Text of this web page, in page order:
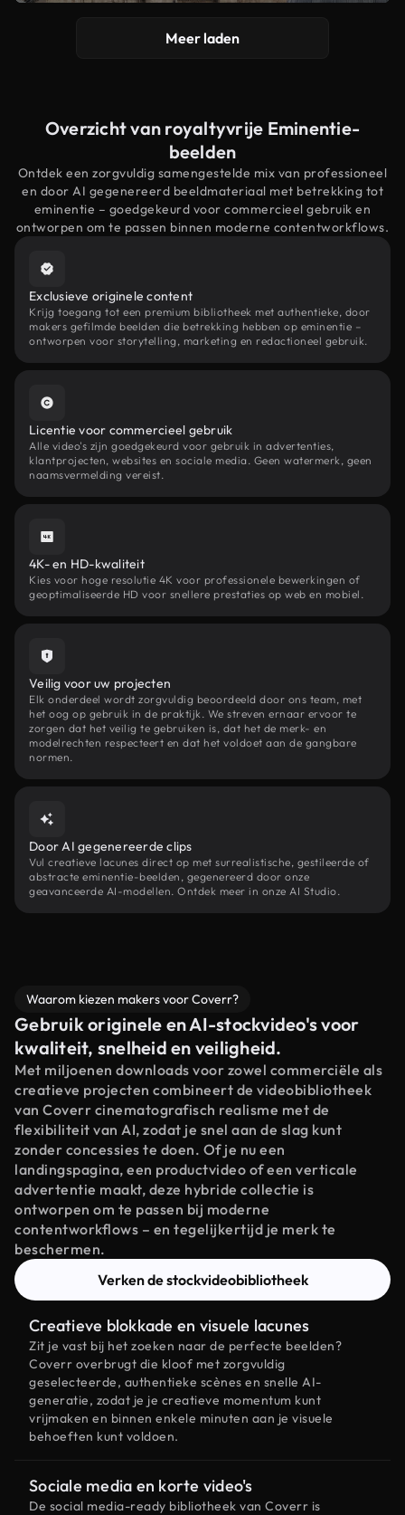
Meer laden
Overzicht van royaltyvrije Eminentie-
beelden
Ontdek een zorgvuldig samengestelde mix van professioneel
en door AI gegenereerd beeldmateriaal met betrekking tot
eminentie – goedgekeurd voor commercieel gebruik en
ontworpen om te passen binnen moderne contentworkflows.
Exclusieve originele content
Krijg toegang tot een premium bibliotheek met authentieke, door
makers gefilmde beelden die betrekking hebben op eminentie –
ontworpen voor storytelling, marketing en redactioneel gebruik.
Licentie voor commercieel gebruik
Alle video's zijn goedgekeurd voor gebruik in advertenties,
klantprojecten, websites en sociale media. Geen watermerk, geen
naamsvermelding vereist.
4K- en HD-kwaliteit
Kies voor hoge resolutie 4K voor professionele bewerkingen of
geoptimaliseerde HD voor snellere prestaties op web en mobiel.
Veilig voor uw projecten
Elk onderdeel wordt zorgvuldig beoordeeld door ons team, met
het oog op gebruik in de praktijk. We streven ernaar ervoor te
zorgen dat het veilig te gebruiken is, dat het de merk- en
modelrechten respecteert en dat het voldoet aan de gangbare
normen.
Door AI gegenereerde clips
Vul creatieve lacunes direct op met surrealistische, gestileerde of
abstracte eminentie-beelden, gegenereerd door onze
geavanceerde AI-modellen. Ontdek meer in onze AI Studio.
Waarom kiezen makers voor Coverr?
Gebruik originele en AI-stockvideo's voor
kwaliteit, snelheid en veiligheid.
Met miljoenen downloads voor zowel commerciële als
creatieve projecten combineert de videobibliotheek
van Coverr cinematografisch realisme met de
flexibiliteit van AI, zodat je snel aan de slag kunt
zonder concessies te doen. Of je nu een
landingspagina, een productvideo of een verticale
advertentie maakt, deze hybride collectie is
ontworpen om te passen bij moderne
contentworkflows – en tegelijkertijd je merk te
beschermen.
Verken de stockvideobibliotheek
Creatieve blokkade en visuele lacunes
Zit je vast bij het zoeken naar de perfecte beelden?
Coverr overbrugt die kloof met zorgvuldig
geselecteerde, authentieke scènes en snelle AI-
generatie, zodat je je creatieve momentum kunt
vrijmaken en binnen enkele minuten aan je visuele
behoeften kunt voldoen.
Sociale media en korte video's
De social media-ready bibliotheek van Coverr is